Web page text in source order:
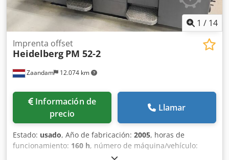
1 / 14
Zaandam 12.074 km
Imprenta offset
Heidelberg PM 52-2
Información de
precio
Llamar
Estado: usado, Año de fabricación: 2005, horas de
funcionamiento: 160 h, número de máquina/vehículo:
, Tamaño: 36 x 52 cm, CPtronic, Easyplate,